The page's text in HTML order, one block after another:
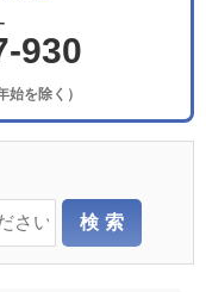
930
を除く）